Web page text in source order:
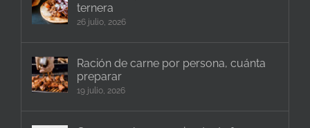
ternera
26 julio, 2026
Ración de carne por persona, cuánta
preparar
19 julio, 2026